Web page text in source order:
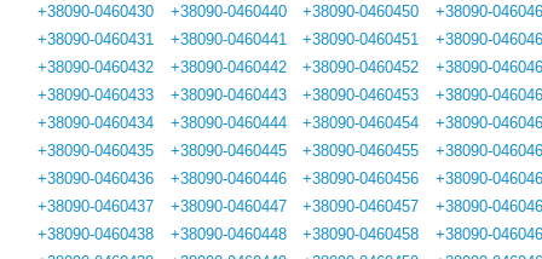
+38090-0460430
+38090-0460431
+38090-0460432
+38090-0460433
+38090-0460434
+38090-0460435
+38090-0460436
+38090-0460437
+38090-0460438
+38090-0460440
+38090-0460441
+38090-0460442
+38090-0460443
+38090-0460444
+38090-0460445
+38090-0460446
+38090-0460447
+38090-0460448
+38090-0460450
+38090-0460451
+38090-0460452
+38090-0460453
+38090-0460454
+38090-0460455
+38090-0460456
+38090-0460457
+38090-0460458
+38090-
+38090-
+38090-
+38090-
+38090-
+38090-
+38090-
+38090-
+38090-